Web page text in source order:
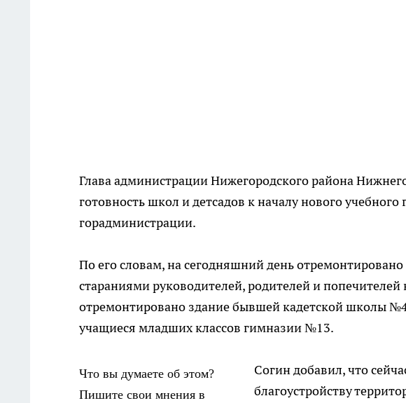
Глава администрации Нижегородского района
готовность школ и детсадов к началу нового
горадминистрации.
По его словам, на сегодняшний день
стараниями руководителей, родителей и
отремонтировано здание бывшей кадетской школы №4,
учащиеся младших классов гимназии №13.
Что вы думаете об этом?
Пишите свои мнения в
Согин добавил, что
благоустройству